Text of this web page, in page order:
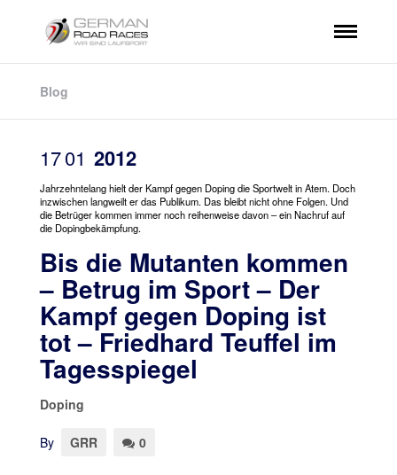
Blog
1701 2012
Jahrzehntelang hielt der Kampf gegen Doping die Sportwelt in Atem. Doch
inzwischen langweilt er das Publikum. Das bleibt nicht ohne Folgen. Und
die Betrüger kommen immer noch reihenweise davon – ein Nachruf auf
die Dopingbekämpfung.
Bis die Mutanten kommen
– Betrug im Sport – Der
Kampf gegen Doping ist
tot – Friedhard Teuffel im
Tagesspiegel
Doping
By GRR 0